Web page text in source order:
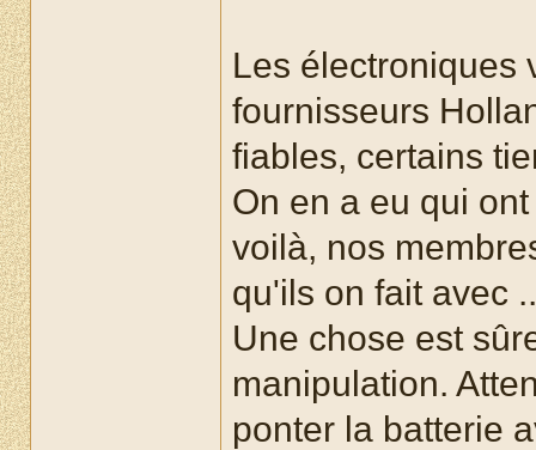
Les électroniques
fournisseurs
fiables, certains
On en a eu qui
voilà, nos
qu'ils on fait avec
Une chose est
manipulation.
ponter la batterie